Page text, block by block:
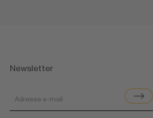
Newsletter